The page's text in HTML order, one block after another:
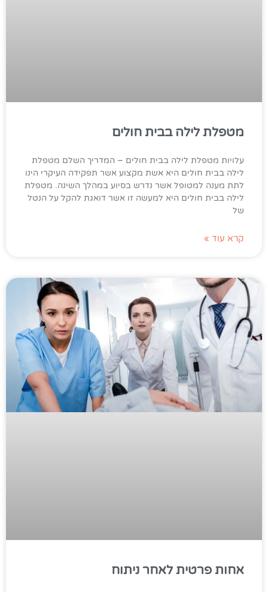
מטפלת לילה בבית חולים
עלויות מטפלת לילה בבית חולים – המדריך השלם מטפלת
לילה בבית חולים היא אשת מקצוע אשר תפקידה העיקרי הינו
לתת מענה למטופל אשר נדרש בסיוע במהלך השינה. מטפלת
לילה בבית חולים היא למעשה זו אשר דואגת להקל על הנטל
של
קרא עוד »
אחות פרטית לאחר ניתוח